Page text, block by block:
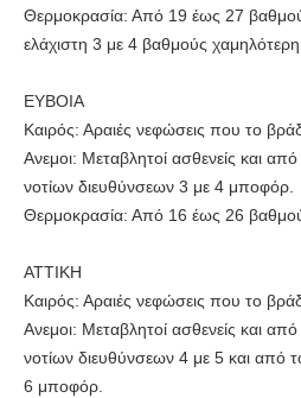
Θερμοκρασία: Από 19 έως 27
ελάχιστη 3 με 4 βαθμούς χαμηλότερη.
ΕΥΒΟΙΑ
Καιρός: Αραιές νεφώσεις που το
Ανεμοι: Μεταβλητοί ασθενείς και
νοτίων διευθύνσεων 3 με 4 μποφόρ.
Θερμοκρασία: Από 16 έως 26
ΑΤΤΙΚΗ
Καιρός: Αραιές νεφώσεις που το
Ανεμοι: Μεταβλητοί ασθενείς και
νοτίων διευθύνσεων 4 με 5 και από
6 μποφόρ.